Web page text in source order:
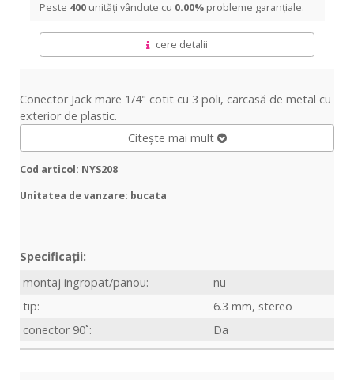
Peste 400 unități vândute cu 0.00% probleme garanțiale.
cere detalii
Conector Jack mare 1/4" cotit cu 3 poli, carcasă de metal cu
exterior de plastic.
Citește mai mult
Cod articol: NYS208
Unitatea de vanzare: bucata
Specificații:
montaj ingropat/panou:
nu
tip:
6.3 mm, stereo
conector 90˚:
Da